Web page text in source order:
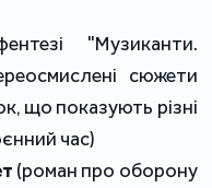
"Музиканти.
сюжети
що показують різні
час)
(роман про оборону